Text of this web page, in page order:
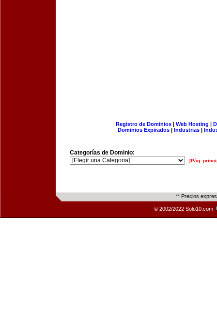
Registro de Dominios| Web Hosting |
Dominios Expirados | Industrias |
Categorías de Dominio:
[Pág.
** Precios
© 2002/2022 Solo10.com